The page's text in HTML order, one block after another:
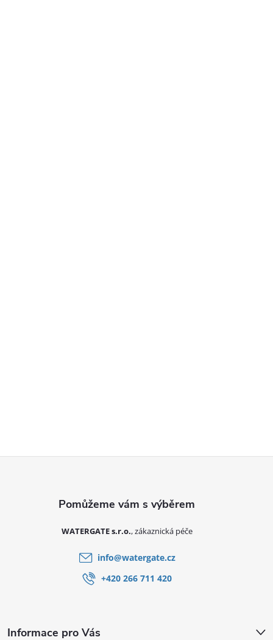
Informace pro Vás
WATERGATE s.r.o.
info@watergate.cz
+420 266 711 420